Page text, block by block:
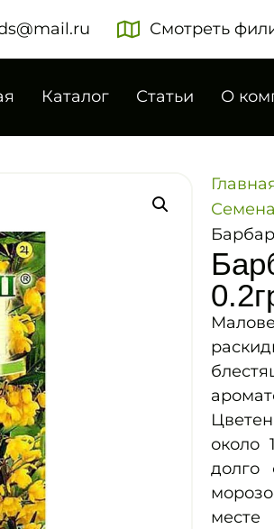
Смотреть
Каталог Статьи О
около
долго
месте